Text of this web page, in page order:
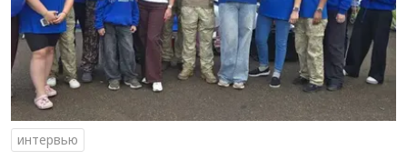
интервью